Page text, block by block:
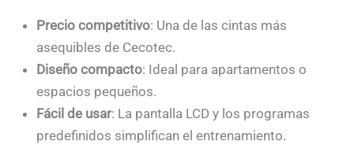
Precio competitivo: Una de las cintas más
asequibles de Cecotec.
Diseño compacto: Ideal para apartamentos o
espacios pequeños.
Fácil de usar: La pantalla LCD y los programas
predefinidos simplifican el entrenamiento.